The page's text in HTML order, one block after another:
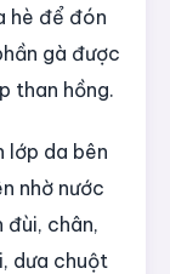
hè để đón
gà được
than hồng.
lớp da bên
nhờ nước
đùi, chân,
dưa chuột